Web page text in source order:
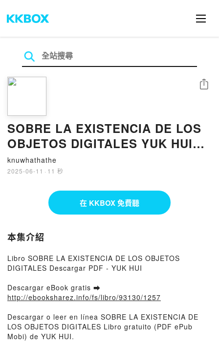
SOBRE LA EXISTENCIA DE LOS
OBJETOS DIGITALES YUK HUI
ePub gratis
knuwhathathe
2025-06-11 · 11 秒
分享
在 KKBOX 免費聽
本集介紹
Libro SOBRE LA EXISTENCIA DE LOS OBJETOS
DIGITALES Descargar PDF - YUK HUI
Descargar eBook gratis ➡
http://ebooksharez.info/fs/libro/93130/1257
Descargar o leer en línea SOBRE LA EXISTENCIA DE
LOS OBJETOS DIGITALES Libro gratuito (PDF ePub
Mobi) de YUK HUI.